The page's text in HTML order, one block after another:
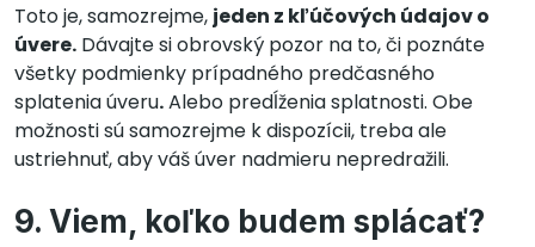
Toto je, samozrejme, jeden z kľúčových údajov o
úvere. Dávajte si obrovský pozor na to, či poznáte
všetky podmienky prípadného predčasného
splatenia úveru.Alebo predĺženia splatnosti. Obe
možnosti sú samozrejme k dispozícii, treba ale
ustriehnuť, aby váš úver nadmieru nepredražili.
9. Viem, koľko budem splácať?